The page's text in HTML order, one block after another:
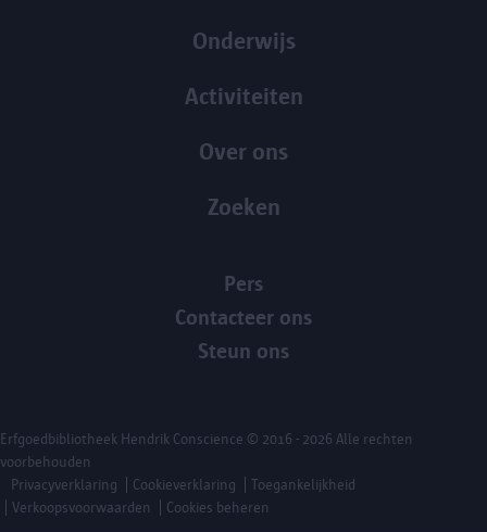
Onderwijs
Activiteiten
Over ons
Zoeken
Pers
Contacteer ons
Steun ons
Erfgoedbibliotheek Hendrik Conscience © 2016 - 2026 Alle rechten
voorbehouden
Privacyverklaring
Cookieverklaring
Toegankelijkheid
Verkoopsvoorwaarden
Cookies beheren